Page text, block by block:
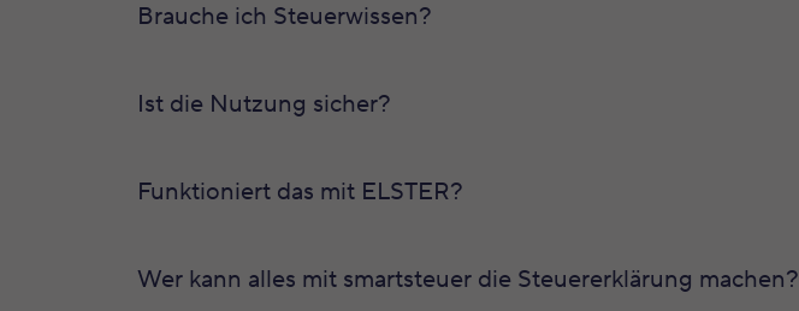
Brauche ich Steuerwissen?
Ist die Nutzung sicher?
Funktioniert das mit ELSTER?
Wer kann alles mit smartsteuer die Steuererklärung machen?